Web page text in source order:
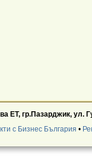
ЕТ, гр.Пазарджик, ул.
с Бизнес България •